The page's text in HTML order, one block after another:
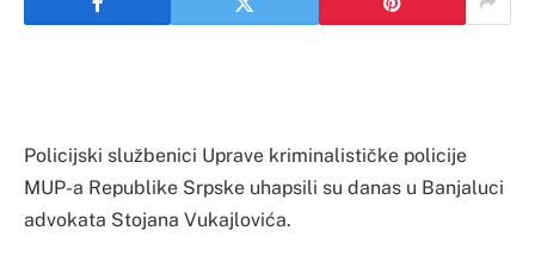
Policijski službenici Uprave kriminalističke policije
MUP-a Republike Srpske uhapsili su danas u Banjaluci
advokata Stojana Vukajlovića.